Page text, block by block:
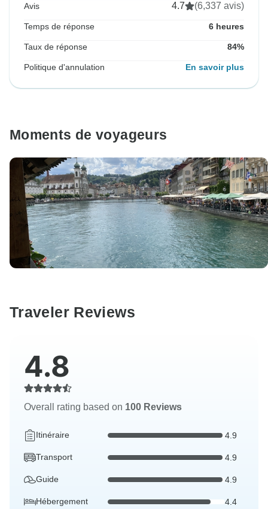
Avis 4.7 (6,337 avis)
Temps de réponse 6 heures
Taux de réponse 84%
Politique d'annulation En savoir plus
Moments de voyageurs
Traveler Reviews
4.8
Overall rating based on 100 Reviews
Itinéraire 4.9
Transport 4.9
Guide 4.9
Hébergement 4.4